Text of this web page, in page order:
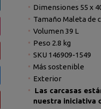
Dimensiones 55 x
Tamaño Maleta de
Volumen 39 L
Peso 2.8 kg
SKU 146909-1549
Más sostenible
Exterior
Las carcasas
nuestra iniciativa